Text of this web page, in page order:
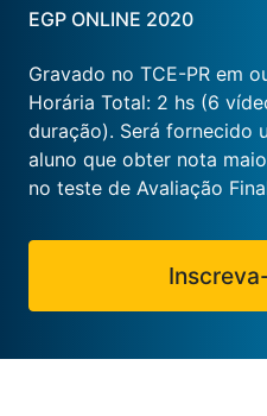
EGP ONLINE 2020
Gravado no TCE-PR em
Horária Total: 2 hs (6
duração). Será fornecido
aluno que obter nota
no teste de Avaliação